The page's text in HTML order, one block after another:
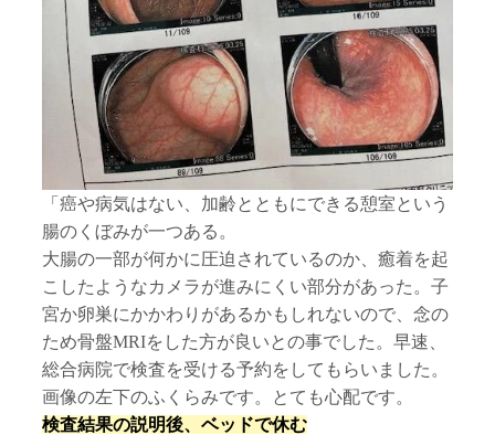
「癌や病気はない、加齢とともにできる憩室という
腸のくぼみが一つある。
大腸の一部が何かに圧迫されているのか、癒着を起
こしたようなカメラが進みにくい部分があった。子
宮か卵巣にかかわりがあるかもしれないので、念の
ため骨盤MRIをした方が良いとの事でした。早速、
総合病院で検査を受ける予約をしてもらいました。
画像の左下のふくらみです。とても心配です。
検査結果の説明後、ベッドで休む